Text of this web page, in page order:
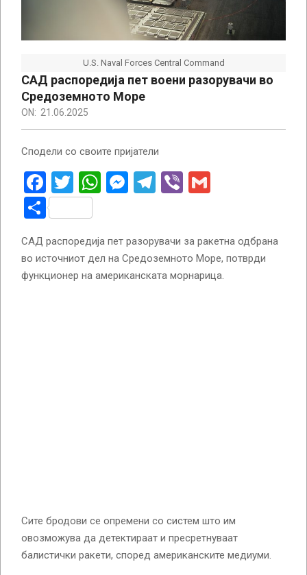
U.S. Naval Forces Central Command
САД распоредија пет воени разорувачи во
Средоземното Море
ON: 21.06.2025
Сподели со своите пријатели
Facebook
Twitter
WhatsApp
Messenger
Telegram
Viber
Share
САД распоредија пет разорувачи за ракетна одбрана
во источниот дел на Средоземното Море, потврди
функционер на американската морнарица.
Сите бродови се опремени со систем што им
овозможува да детектираат и пресретнуваат
балистички ракети, според американските медиуми.